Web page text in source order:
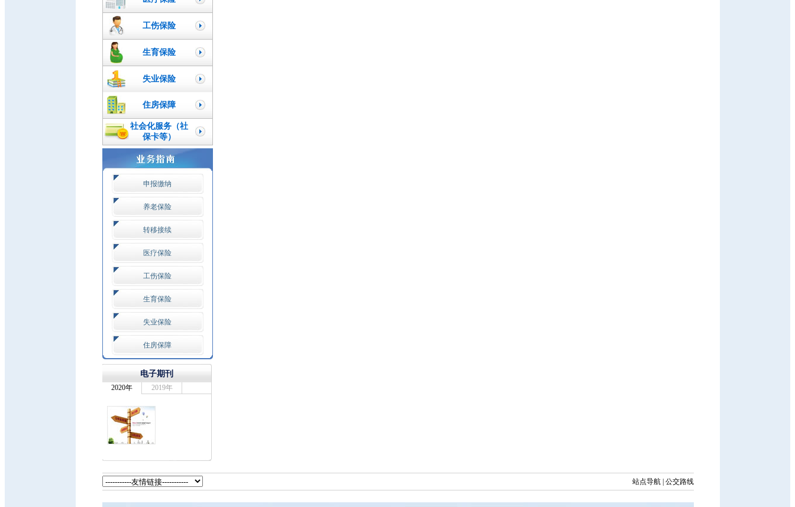
工伤保险
生育保险
失业保险
住房保障
社会化服务（社
保卡等）
申报缴纳
养老保险
转移接续
医疗保险
工伤保险
生育保险
失业保险
住房保障
站点导航| 公交路线